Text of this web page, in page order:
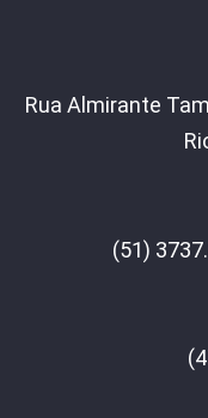
Rua Almirante
(51)